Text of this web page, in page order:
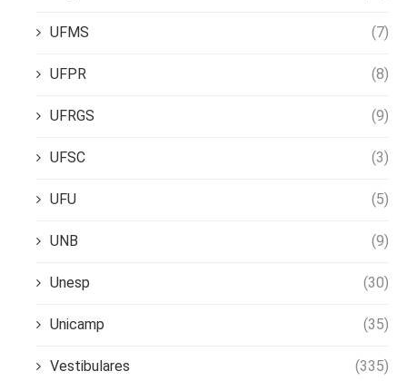
UFMS (7)
UFPR (8)
UFRGS (9)
UFSC (3)
UFU (5)
UNB (9)
Unesp (30)
Unicamp (35)
Vestibulares (335)